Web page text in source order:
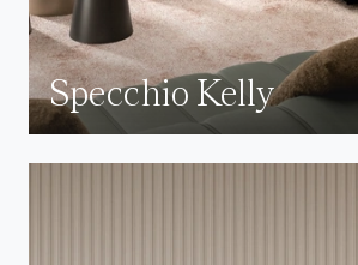
Specchio Kelly